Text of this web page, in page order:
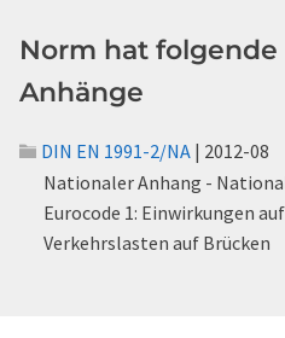
Norm hat
Anhänge
DIN EN 1991-2/NA | 2012-08
Nationaler Anhang -
Eurocode 1: Einwirkungen
Verkehrslasten auf Brücken